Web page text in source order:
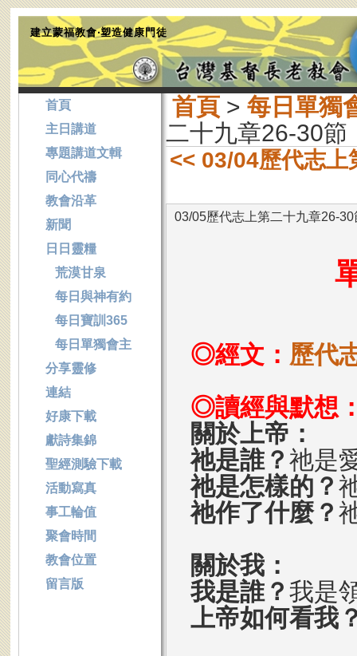
建立蒙福教會‧塑造健康門徒
首頁> 每日單獨
二十九章26-30節
<< 03/04歷代志上
03/05歷代志上第二十九章26-30
◎經文： 歷代
◎讀經與默想
關於上帝：
祂是誰？ 祂是
祂是怎樣的？
祂作了什麼？
關於我：
我是誰？ 我是
上帝如何看我
首頁
主日講道
專題講道文輯
同心代禱
教會沿革
新聞
日日靈糧
荒漠甘泉
每日與神有約
每日寶訓365
每日單獨會主
分享靈修
連結
好康下載
獻詩集錦
聖經測驗下載
活動寫真
事工輪值
聚會時間
教會位置
留言版